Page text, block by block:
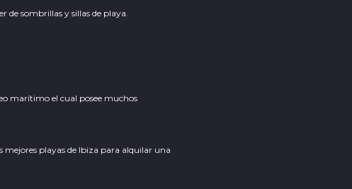
de sombrillas y sillas de playa.
marítimo el cual posee muchos
mejores playas de Ibiza para alquilar una